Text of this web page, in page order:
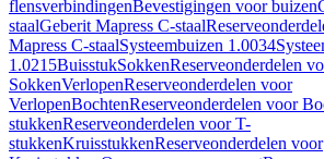
flensverbindingenBevestigingen voor buizen
staalGeberit Mapress C-staal
Mapress C-staalSysteembuizen 1.0034
1.0215BuisstukSokkenReserveonderdelen
SokkenVerlopenReserveonderdelen voor
VerlopenBochtenReserveonderdelen voor
stukkenReserveonderdelen voor T-
stukkenKruisstukkenReserveonderdelen voor